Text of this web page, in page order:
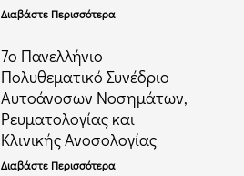
Διαβάστε Περισσότερα
7ο Πανελλήνιο
Πολυθεματικό Συνέδριο
Αυτοάνοσων Νοσημάτων,
Ρευματολογίας και
Κλινικής Ανοσολογίας
Διαβάστε Περισσότερα